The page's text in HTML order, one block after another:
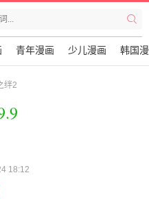
青年漫画 少儿漫画 韩国
绊2
18:12